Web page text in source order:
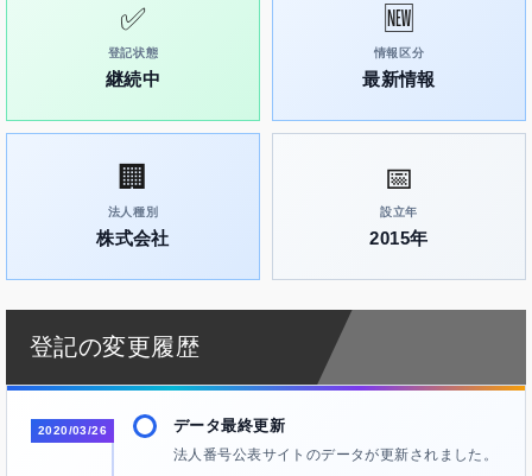
✅
登記状態
継続中
🆕
情報区分
最新情報
🏢
法人種別
株式会社
📅
設立年
2015年
登記の変更履歴
2020/03/26 データ最終更新
法人番号公表サイトのデータが更新されました。